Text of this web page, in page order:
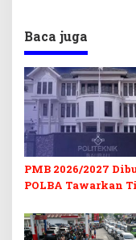
Baca juga
PMB 2026/2027
POLBA Tawarkan
Kuliah Gratis